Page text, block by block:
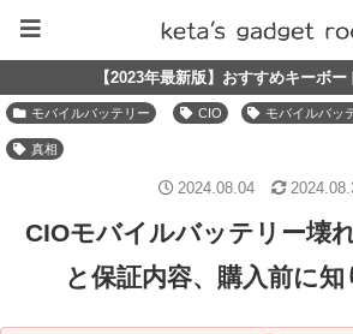
【2023年最新版】おすすめキーボ
モバイルバッテリー CIO モバイルバッ
真相
CIOモバイルバッテリー壊
と保証内容、購入前に
2024.08.04